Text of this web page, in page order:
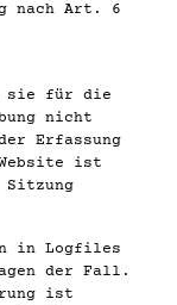
nach Art. 6
sie für die
nicht
Erfassung
ist
in Logfiles
der Fall.
ist